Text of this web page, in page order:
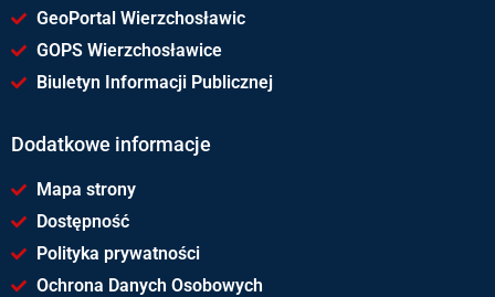
GeoPortal Wierzchosławic
GOPS Wierzchosławice
Biuletyn Informacji Publicznej
Dodatkowe informacje
Mapa strony
Dostępność
Polityka prywatności
Ochrona Danych Osobowych